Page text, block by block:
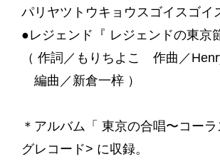
パリヤツトウキョウスゴイスゴイ
●レジェンド『 レジェンドの東京
（ 作詞／もりちよこ 作曲／
編曲／新倉一梓‬ ）
＊アルバム「 東京の合唱〜コー
グレコード> に収録‬。